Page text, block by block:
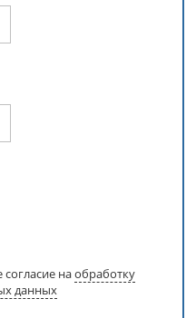
наобработку
данных